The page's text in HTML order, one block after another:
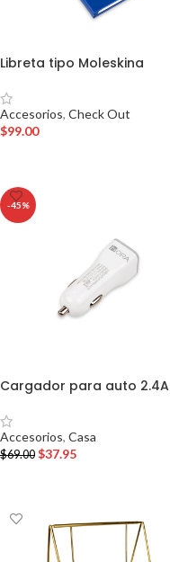
Libreta tipo Moleskina
Accesorios, Check Out
$99.00
-45%
Cargador para auto 2.4A
Accesorios, Casa
$69.00 $37.95